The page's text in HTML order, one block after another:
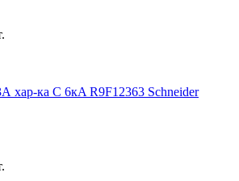
хар-ка С 6кA R9F12363 Schneider